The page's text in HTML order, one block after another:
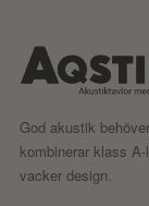
God akustik
kombinerar klass
vacker design.